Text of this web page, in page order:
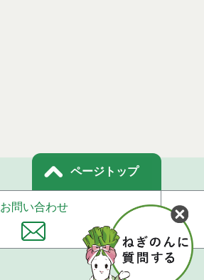
ページトップ
お問い合わせ